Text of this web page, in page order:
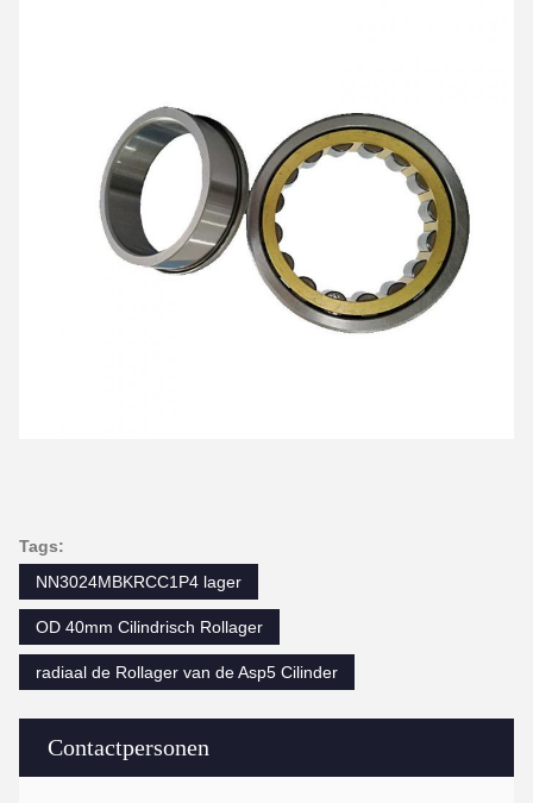
Contactpersonen
Tags:
NN3024MBKRCC1P4 lager
OD 40mm Cilindrisch Rollager
radiaal de Rollager van de Asp5 Cilinder